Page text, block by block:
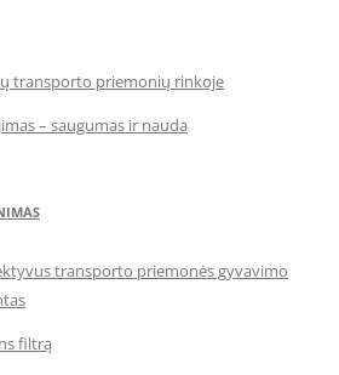
transporto priemonių rinkoje
– saugumas ir nauda
transporto priemonės gyvavimo
filtrą